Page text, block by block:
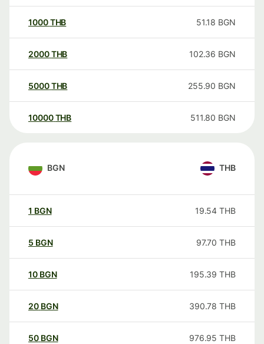
1000THB 51.18 BGN
2000THB 102.36 BGN
5000THB 255.90 BGN
10000 THB 511.80 BGN
BGN THB
1 BGN 19.54 THB
5 BGN 97.70 THB
10 BGN 195.39 THB
20 BGN 390.78 THB
50 BGN 976.95 THB